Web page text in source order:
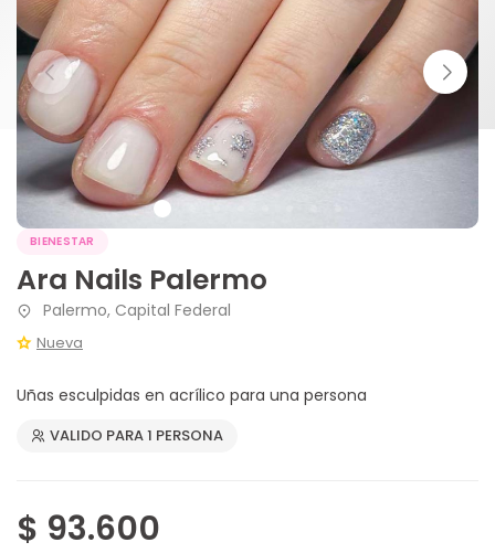
BIENESTAR
Ara Nails Palermo
Palermo, Capital Federal
Nueva
Uñas esculpidas en acrílico para una persona
VALIDO PARA 1 PERSONA
$ 93.600